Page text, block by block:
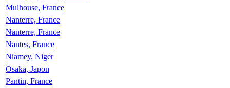
Mulhouse, France
Nanterre, France
Nanterre, France
Nantes, France
Niamey, Niger
Osaka, Japon
Pantin, France